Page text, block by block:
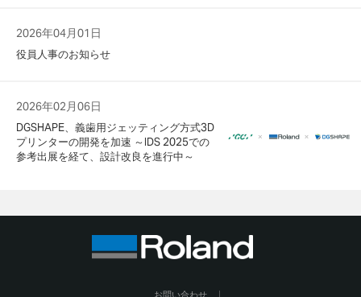
2026年04月01日
役員人事のお知らせ
2026年02月06日
DGSHAPE、義歯用ジェッティング方式3D
プリンターの開発を加速 ～IDS 2025での
参考出展を経て、設計改良を進行中～